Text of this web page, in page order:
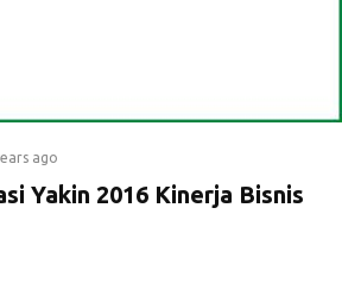
ago
Yakin 2016 Kinerja Bisnis